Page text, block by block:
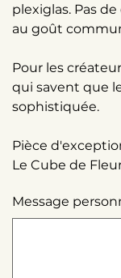
plexiglas. Pas
au goût
Pour les
qui savent que
sophistiquée.
Pièce
Le Cube de
Message